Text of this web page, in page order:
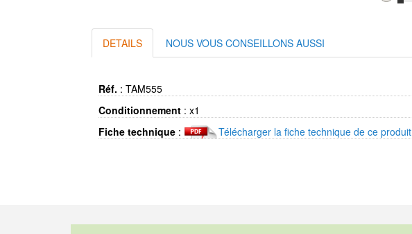
DETAILS NOUS VOUS CONSEILLONS AUSSI
Réf. : TAM555
Conditionnement : x1
Fiche technique : Télécharger la fiche technique de ce produit